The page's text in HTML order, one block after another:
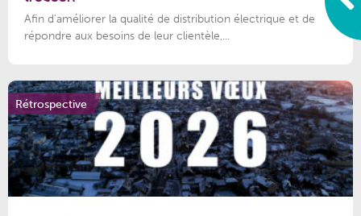
Afin d’améliorer la qualité de distribution électrique et de
répondre aux besoins de leur clientèle,...
Rétrospective